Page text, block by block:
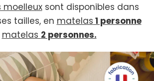
sont disponibles dans
tailles, en matelas 1 personne
matelas 2 personnes.